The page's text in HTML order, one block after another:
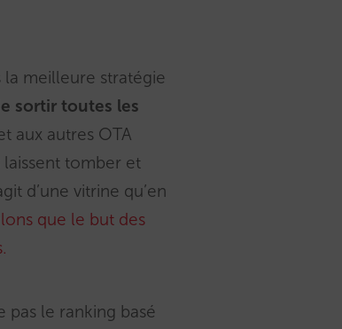
la meilleure stratégie
sortir toutes les
aux autres OTA
laissent tomber et
d’une vitrine qu’en
que le but des
pas le ranking basé